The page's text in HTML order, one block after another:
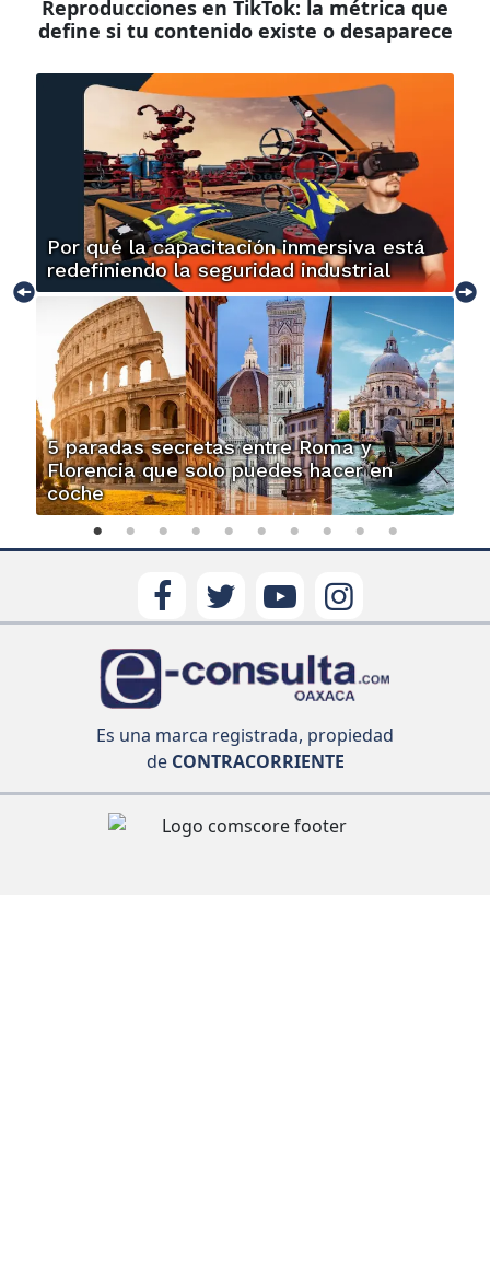
Reproducciones en TikTok: la métrica que
define si tu contenido existe o desaparece
Por qué la capacitación inmersiva está
redefiniendo la seguridad industrial
5 paradas secretas entre Roma y
Florencia que solo puedes hacer en
coche
Es una marca registrada, propiedad
deCONTRACORRIENTE